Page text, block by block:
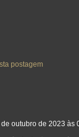
postagem
de outubro de 2023 às